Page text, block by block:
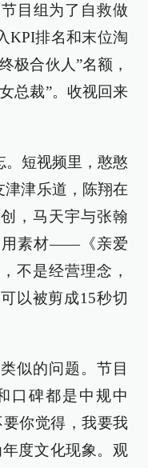
目组为了自救做
KPI排名和末位淘
极合伙人”名额，
总裁”。收视回来
。短视频里，憨憨
津津乐道，陈翔在
，马天宇与张翰
用素材——《亲爱
不是经营理念，
以被剪成15秒切
似的问题。节目
口碑都是中规中
你觉得，我要我
度文化现象。观